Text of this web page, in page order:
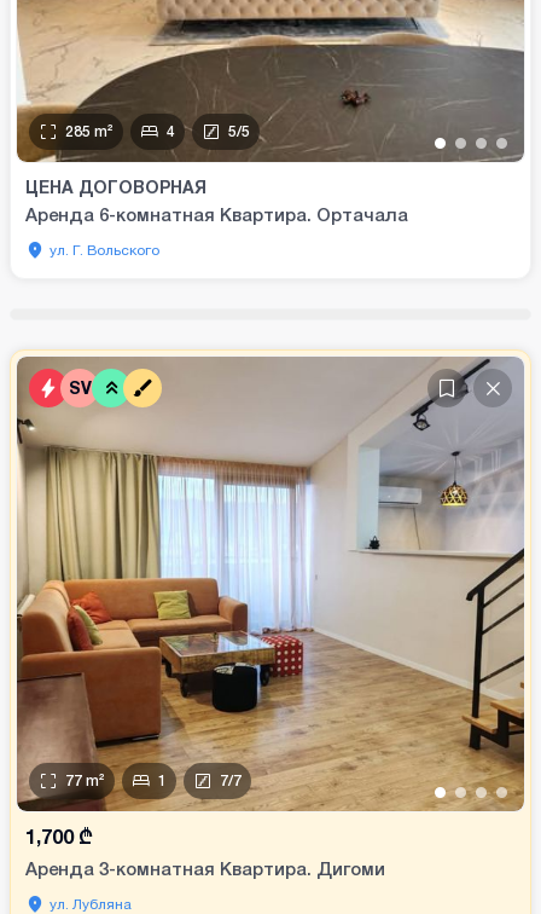
• • • •
285 m² 4 5/5
ЦЕНА ДОГОВОРНАЯ
Аренда 6-комнатная Квартира. Ортачала
ул. Г. Вольского
SV
••••
77 m² 1 7/7
1,700 ₾
Аренда 3-комнатная Квартира. Дигоми
ул. Лубляна